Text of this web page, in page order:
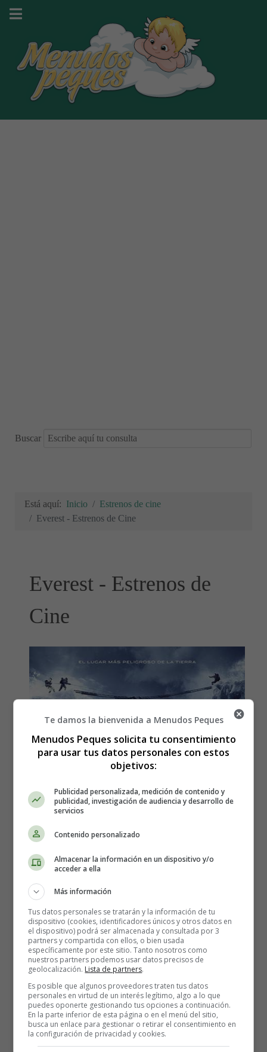
Buscar
Está aquí: Inicio
Estrenos de cine
Everest - Estrenos de Cine
Everest - Estrenos de
Cine
película Everest
Dirección: Baltasar Kormákur
Reparto:
John Hawkes, Robin Wright , Keira Knightley, Sam
Worthington, Emily Watson, Elizabeth Debicki, Michael
Kelly y Martin Henderson
Nacionalidades: Gran Bretaña
Año: 2015
Fecha de estreno: 18-09-2015
Duración: 121 minutos
Género:Aventuras
Guión: Lem Dobbs y William Nicholson
Fotografía: Salvatore Totino
Te damos la bienvenida a Menudos Peques
Menudos Peques solicita tu consentimiento
para usar tus datos personales con estos
objetivos:
Publicidad personalizada, medición de contenido y
publicidad, investigación de audiencia y desarrollo de
servicios
Contenido personalizado
Almacenar la información en un dispositivo y/o
acceder a ella
Más información
Tus datos personales se tratarán y la información de tu
dispositivo (cookies, identificadores únicos y otros datos en
el dispositivo) podrá ser almacenada y consultada por 3
partners y compartida con ellos, o bien usada
específicamente por este sitio. Tanto nosotros como
nuestros partners podemos usar datos precisos de
geolocalización. Lista de partners.
Es posible que algunos proveedores traten tus datos
personales en virtud de un interés legítimo, algo a lo que
puedes oponerte gestionando tus opciones a continuación.
En la parte inferior de esta página o en el menú del sitio,
busca un enlace para gestionar o retirar el consentimiento en
la configuración de privacidad y cookies.